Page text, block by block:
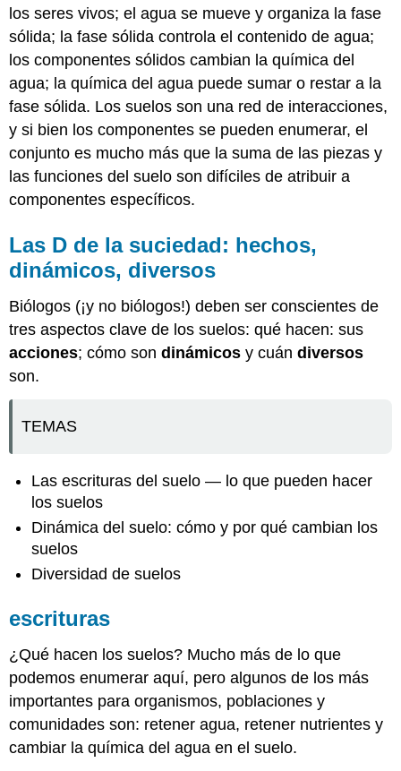
los seres vivos; el agua se mueve y organiza la fase
sólida; la fase sólida controla el contenido de agua;
los componentes sólidos cambian la química del
agua; la química del agua puede sumar o restar a la
fase sólida. Los suelos son una red de interacciones,
y si bien los componentes se pueden enumerar, el
conjunto es mucho más que la suma de las piezas y
las funciones del suelo son difíciles de atribuir a
componentes específicos.
Las D de la suciedad: hechos,
dinámicos, diversos
Biólogos (¡y no biólogos!) deben ser conscientes de
tres aspectos clave de los suelos: qué hacen: sus
acciones; cómo sondinámicos y cuándiversos
son.
TEMAS
Las escrituras del suelo — lo que pueden hacer
los suelos
Dinámica del suelo: cómo y por qué cambian los
suelos
Diversidad de suelos
escrituras
¿Qué hacen los suelos? Mucho más de lo que
podemos enumerar aquí, pero algunos de los más
importantes para organismos, poblaciones y
comunidades son: retener agua, retener nutrientes y
cambiar la química del agua en el suelo.